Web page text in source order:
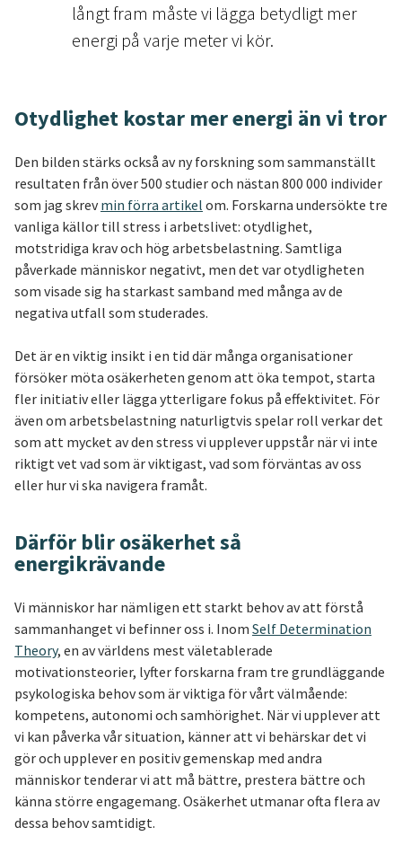
långt fram måste vi lägga betydligt mer
energi på varje meter vi kör.
Otydlighet kostar mer energi än vi tror
Den bilden stärks också av ny forskning som sammanställt
resultaten från över 500 studier och nästan 800 000 individer
som jag skrevmin förra artikel om. Forskarna undersökte tre
vanliga källor till stress i arbetslivet: otydlighet,
motstridiga krav och hög arbetsbelastning. Samtliga
påverkade människor negativt, men det var otydligheten
som visade sig ha starkast samband med många av de
negativa utfall som studerades.
Det är en viktig insikt i en tid där många organisationer
försöker möta osäkerheten genom att öka tempot, starta
fler initiativ eller lägga ytterligare fokus på effektivitet. För
även om arbetsbelastning naturligtvis spelar roll verkar det
som att mycket av den stress vi upplever uppstår när vi inte
riktigt vet vad som är viktigast, vad som förväntas av oss
eller hur vi ska navigera framåt.
Därför blir osäkerhet så
energikrävande
Vi människor har nämligen ett starkt behov av att förstå
sammanhanget vi befinner oss i. Inom Self Determination
Theory, en av världens mest väletablerade
motivationsteorier, lyfter forskarna fram tre grundläggande
psykologiska behov som är viktiga för vårt välmående:
kompetens, autonomi och samhörighet. När vi upplever att
vi kan påverka vår situation, känner att vi behärskar det vi
gör och upplever en positiv gemenskap med andra
människor tenderar vi att må bättre, prestera bättre och
känna större engagemang. Osäkerhet utmanar ofta flera av
dessa behov samtidigt.